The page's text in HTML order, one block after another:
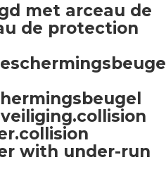
met arceau de
de protection
with under-run